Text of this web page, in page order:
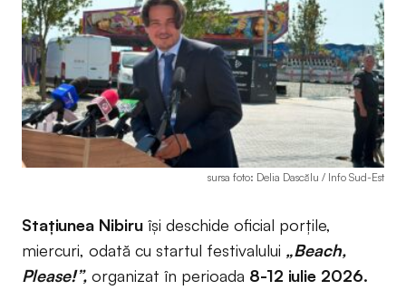
sursa foto: Delia Dascălu / Info Sud-Est
Stațiunea Nibiru își deschide oficial porțile,
miercuri, odată cu startul festivalului „Beach,
Please!”, organizat în perioada 8-12 iulie 2026.